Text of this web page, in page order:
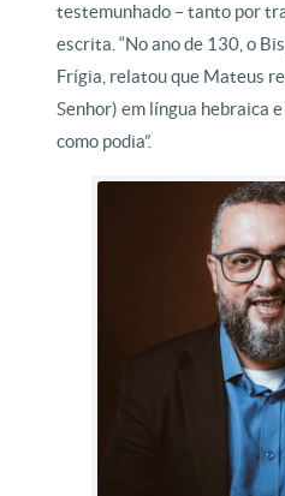
testemunhado – tanto por
escrita. “No ano de 130, o
Frígia, relatou que Mateus
Senhor) em língua hebraica
como podia”.